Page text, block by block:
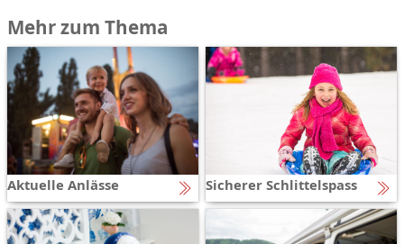
Mehr zum Thema
Aktuelle Anlässe Sicherer Schlittelspass